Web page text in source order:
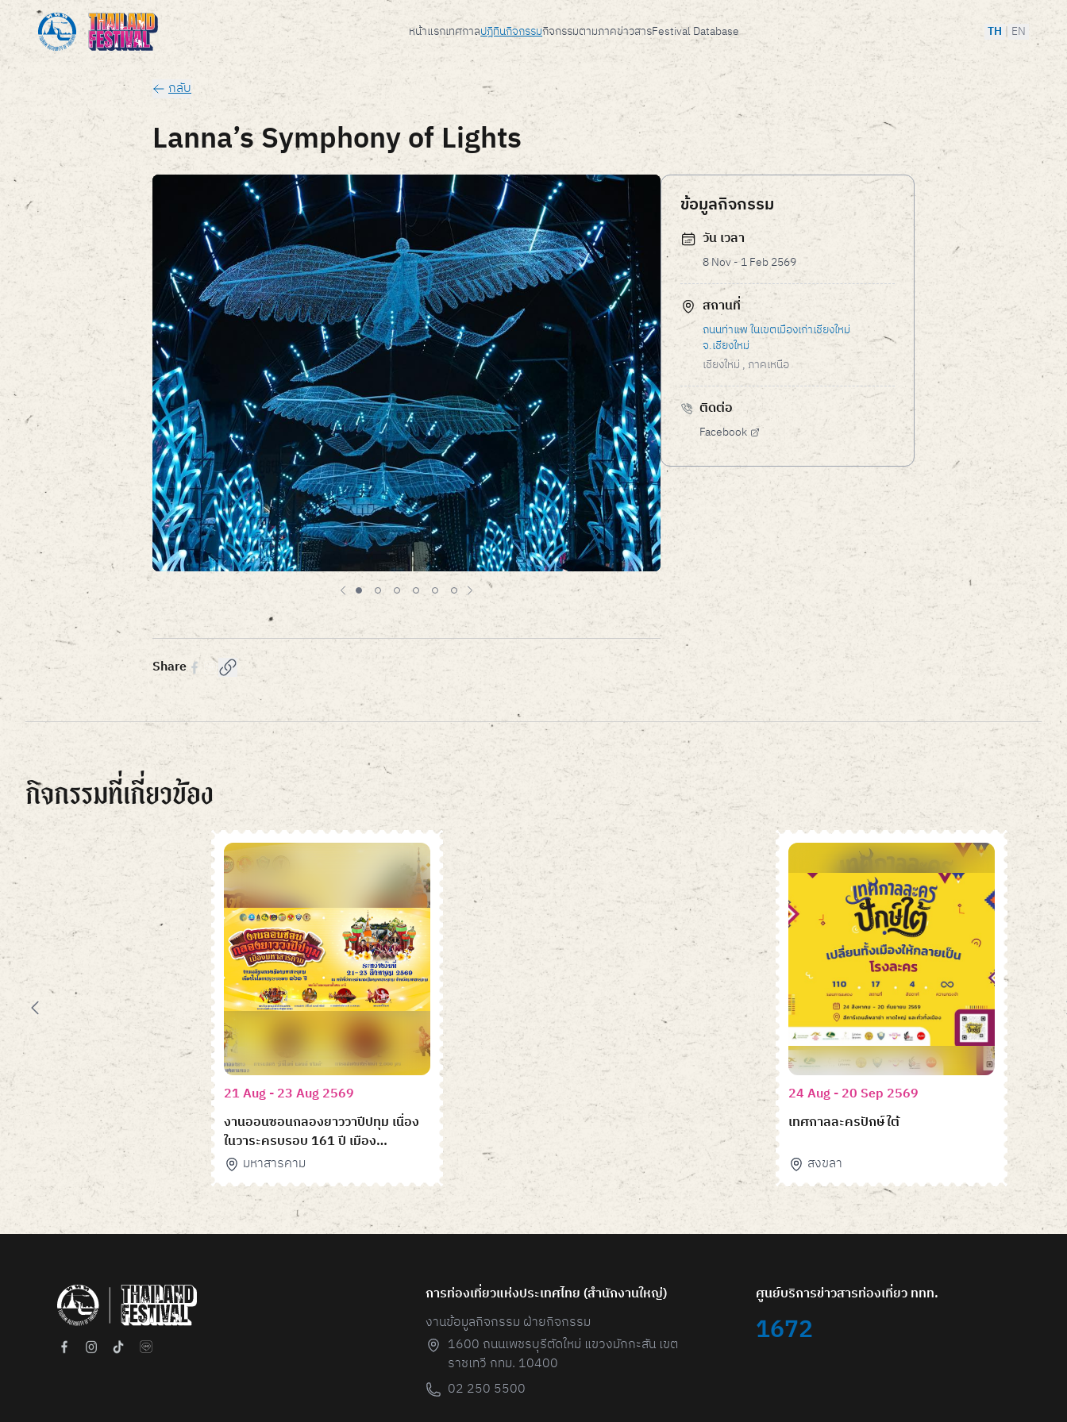
หน้าแรกเทศกาลปฎิทินกิจกรรมกิจกรรมตามภาคข่าวสารFestival Database TH | EN
กลับ
Lanna’s Symphony of Lights
Item
of
6
Share
ข้อมูลกิจกรรม
วัน เวลา
8 Nov - 1 Feb 2569
สถานที่
ถนนท่าแพ ในเขตเมืองเก่าเชียงใหม่
จ.เชียงใหม่
เชียงใหม่ , ภาคเหนือ
ติดต่อ
Facebook
กิจกรรมที่เกี่ยวข้อง
21 Aug - 23 Aug 2569
งานออนซอนกลองยาววาปีปทุม เนื่อง
ในวาระครบรอบ 161 ปี เมือง
มหาสารคาม
มหาสารคาม
24 Aug - 20 Sep 2569
เทศกาลละครปักษ์ใต้
สงขลา
Item
of
การท่องเที่ยวแห่งประเทศไทย (สํานักงานใหญ่)
งานข้อมูลกิจกรรม ฝ่ายกิจกรรม
1600 ถนนเพชรบุรีตัดใหม่ แขวงมักกะสัน เขต
ราชเทวี กทม. 10400
02 250 5500
ศูนย์บริการข่าวสารท่องเที่ยว ททท.
1672